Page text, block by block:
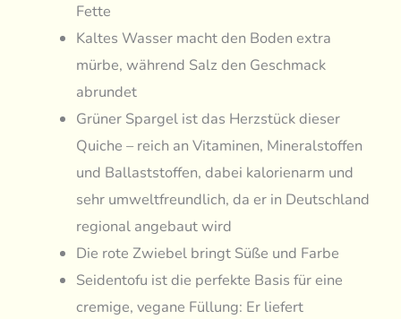
Fette
Kaltes Wasser macht den Boden extra
mürbe, während Salz den Geschmack
abrundet
Grüner Spargel ist das Herzstück dieser
Quiche – reich an Vitaminen, Mineralstoffen
und Ballaststoffen, dabei kalorienarm und
sehr umweltfreundlich, da er in Deutschland
regional angebaut wird
Die rote Zwiebel bringt Süße und Farbe
Seidentofu ist die perfekte Basis für eine
cremige, vegane Füllung: Er liefert